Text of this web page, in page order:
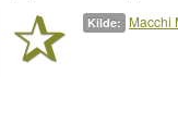
Kilde: Macchi